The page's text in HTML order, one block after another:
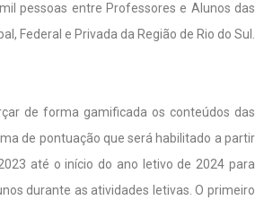
pessoas entre Professores e Alunos das
Federal e Privada da Região de Rio do Sul.
de forma gamificada os conteúdos das
de pontuação que será habilitado a partir
até o início do ano letivo de 2024 para
durante as atividades letivas. O primeiro